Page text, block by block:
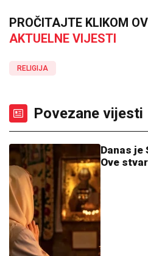
PROČITAJTE KLIKOM
AKTUELNE VIJESTI
RELIGIJA
Povezane vijesti
Danas je
Ove